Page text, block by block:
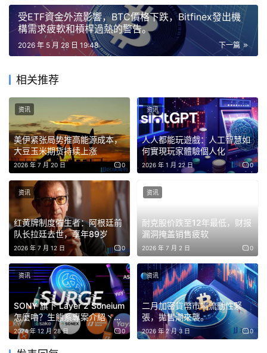
超越基本面更強的項目。結果就是流動性像旋轉木馬一樣，
在各種趨勢間無止盡地循環，卻無法實現長期可持續性。這
種旋轉木馬的問題在於，它並不令人愉快，而且一旦你耗盡
了自己的資金，可能就不會再想繼續玩下去了。新用戶熱情
地進入加密貨幣領域，卻很快意識到他們需要在一個信任幾
用的信譽體系，沒有有效的問責機制，也沒有公認的代幣發
現框架來幫助用戶找到並篩選出可信賴的項目。因此，人們
最終只能依靠剩下的唯一手段：炒作。
這正是加密貨幣產業混亂不堪的部分原因。加密貨幣是去中
心化的金融，但在這個過程中，它也導致了過濾機制的去中
心化。因此，在任何人都可以發起、推廣並偽造合法性的世
界裡，對於缺乏系統來幫助用戶大規模評估信譽度的投資者
來說，風險極大。
提出尖銳問題
受ETF資金外流影響，BTC價格下跌，Bitfinex發出機
構需求疲軟和槓桿過熱的警告。
下一篇
2026 年 5 月 28 日 19:48
相关推荐
美伊紧张局势推高能源成本，
大豆玉米期货持续上涨
2026 年 7 月 20 日 0
资讯
人人都能玩遊戲：人工智慧如
何實現玩家體驗個人化
2026 年 1 月 22 日 0
资讯
红黄牌制度催生者：阿根廷前
队长拉廷去世，享年89岁
2026 年 7 月 12 日 0
资讯
耐克股价跌至12年最低，财报
漏洞掩盖销售疲软
2026 年 7 月 2 日 0
资讯
SONY 旗下 Layer 2 Soneium
怎麼嚕？生態系專案介紹丶質
押賺取兩份空投策略大公開
2024 年 12 月 28 日 0
资讯
二月加密貨幣市場流動性緊
張，拋售潮來襲。
2026 年 2 月 3 日 0
资讯